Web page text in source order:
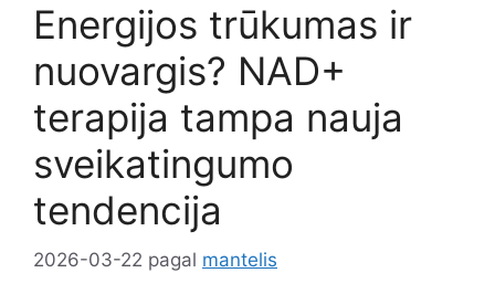
Energijos trūkumas ir
nuovargis? NAD+
terapija tampa nauja
sveikatingumo
tendencija
2026-03-22 pagal mantelis